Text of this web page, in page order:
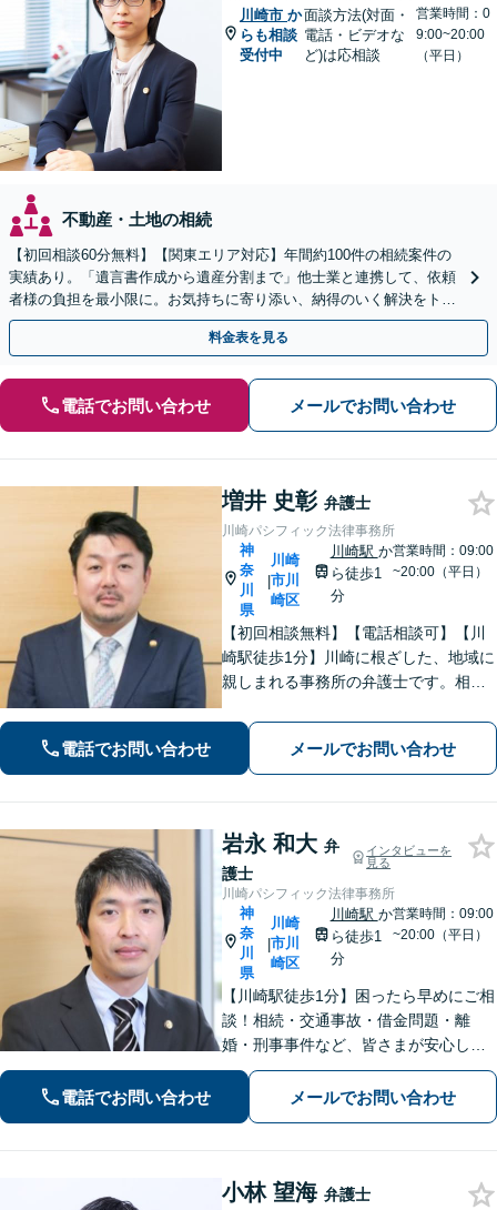
川崎市 か
らも相談
受付中
面談方法(対面・
電話・ビデオな
ど)は応相談
営業時間：0
9:00~20:00
（平日）
不動産・土地の相続
【初回相談60分無料】【関東エリア対応】年間約100件の相続案件の
実績あり。「遺言書作成から遺産分割まで」他士業と連携して、依頼
者様の負担を最小限に。お気持ちに寄り添い、納得のいく解決をトー
タル・サポート【当日・夜間（18時まで）の相談可】
料金表を見る
電話でお問い合わせ メールでお問い合わせ
増井 史彰 弁護士
川崎パシフィック法律事務所
神
奈
川
県
|
川崎
市川
崎区
川崎駅 か
ら徒歩1
分
営業時間：09:00
~20:00（平日）
【初回相談無料】【電話相談可】【川
崎駅徒歩1分】川崎に根ざした、地域に
親しまれる事務所の弁護士です。相
って対応致します。クチコミ・リピー
ターの方多数。お気軽にご相談くださ
い。
電話でお問い合わせ メールでお問い合わせ
岩永 和大 弁
護士
インタビューを
見る
川崎パシフィック法律事務所
神
奈
川
県
|
川崎
市川
崎区
川崎駅 か
ら徒歩1
分
営業時間：09:00
~20:00（平日）
【川崎駅徒歩1分】困ったら早めにご相
談！相続・交通事故・借金問題・離
婚・刑事事件など、皆さまが安心して
暮らせるように問題解決に尽力しま
す。【地元密着】クチコミ・リピータ
ーの方も多数。「こんなことで」と思
電話でお問い合わせ メールでお問い合わせ
小林 望海 弁護士